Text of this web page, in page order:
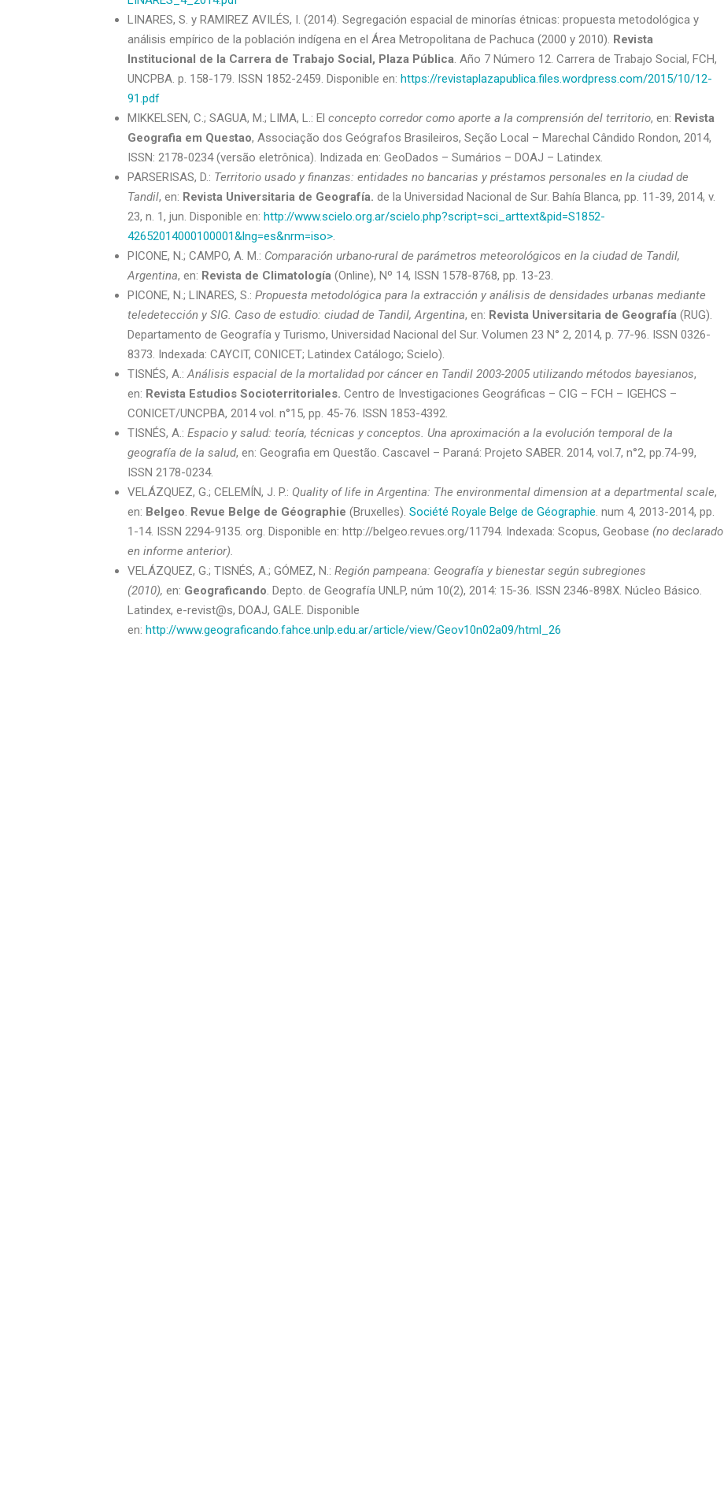
LINARES, S. y RAMIREZ AVILÉS, I. (2014). Segregación espacial de minorías étnicas: propuesta metodológica y
análisis empírico de la población indígena en el Área Metropolitana de Pachuca (2000 y 2010). Revista
Institucional de la Carrera de Trabajo Social, Plaza Pública. Año 7 Número 12. Carrera de Trabajo Social, FCH,
UNCPBA. p. 158-179. ISSN 1852-2459. Disponible en: https://revistaplazapublica.files.wordpress.com/2015/10/12-
91.pdf
MIKKELSEN, C.; SAGUA, M.; LIMA, L.: El concepto corredor como aporte a la comprensión del territorio, en: Revista
Geografia em Questao, Associação dos Geógrafos Brasileiros, Seção Local – Marechal Cândido Rondon, 2014,
ISSN: 2178-0234 (versão eletrônica). Indizada en: GeoDados – Sumários – DOAJ – Latindex.
PARSERISAS, D.: Territorio usado y finanzas: entidades no bancarias y préstamos personales en la ciudad de
Tandil, en: Revista Universitaria de Geografía. de la Universidad Nacional de Sur. Bahía Blanca, pp. 11-39, 2014, v.
23, n. 1, jun. Disponible en: http://www.scielo.org.ar/scielo.php?script=sci_arttext&pid=S1852-
42652014000100001&lng=es&nrm=iso>.
PICONE, N.; CAMPO, A. M.: Comparación urbano-rural de parámetros meteorológicos en la ciudad de Tandil,
Argentina, en: Revista de Climatología (Online), Nº 14, ISSN 1578-8768, pp. 13-23.
PICONE, N.; LINARES, S.: Propuesta metodológica para la extracción y análisis de densidades urbanas mediante
teledetección y SIG. Caso de estudio: ciudad de Tandil, Argentina, en: Revista Universitaria de Geografía (RUG).
Departamento de Geografía y Turismo, Universidad Nacional del Sur. Volumen 23 N° 2, 2014, p. 77-96. ISSN 0326-
8373. Indexada: CAYCIT, CONICET; Latindex Catálogo; Scielo).
TISNÉS, A.:Análisis espacial de la mortalidad por cáncer en Tandil 2003-2005 utilizando métodos bayesianos,
en: Revista Estudios Socioterritoriales. Centro de Investigaciones Geográficas – CIG – FCH – IGEHCS –
CONICET/UNCPBA, 2014 vol. n°15, pp. 45-76. ISSN 1853-4392.
TISNÉS, A.: Espacio y salud: teoría, técnicas y conceptos. Una aproximación a la evolución temporal de la
geografía de la salud, en: Geografia em Questão. Cascavel – Paraná: Projeto SABER. 2014, vol.7, n°2, pp.74-99,
ISSN 2178-0234.
VELÁZQUEZ, G.; CELEMÍN, J. P.: Quality of life in Argentina: The environmental dimension at a departmental scale,
en: Belgeo. Revue Belge de Géographie (Bruxelles). Société Royale Belge de Géographie. num 4, 2013-2014, pp.
1-14. ISSN 2294-9135. org. Disponible en: http://belgeo.revues.org/11794. Indexada: Scopus, Geobase (no declarado
en informe anterior).
VELÁZQUEZ, G.; TISNÉS, A.; GÓMEZ, N.: Región pampeana: Geografía y bienestar según subregiones
(2010), en: Geograficando. Depto. de Geografía UNLP, núm 10(2), 2014: 15-36. ISSN 2346-898X. Núcleo Básico.
Latindex, e-revist@s, DOAJ, GALE. Disponible
en: http://www.geograficando.fahce.unlp.edu.ar/article/view/Geov10n02a09/html_26